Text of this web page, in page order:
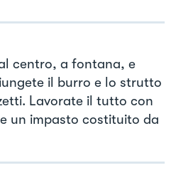
centro, a fontana, e
il burro e lo strutto
Lavorate il tutto con
un impasto costituito da